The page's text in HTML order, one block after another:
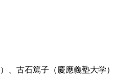
）、古石篤子（慶應義塾大学）